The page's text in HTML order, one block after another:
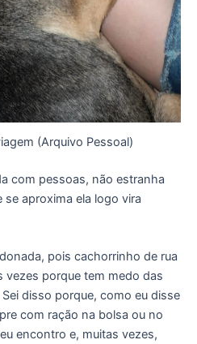
(Arquivo Pessoal)
com pessoas, não estranha
se aproxima ela logo vira
pois cachorrinho de rua
vezes porque tem medo das
disso porque, como eu disse
com ração na bolsa ou no
encontro e, muitas vezes,